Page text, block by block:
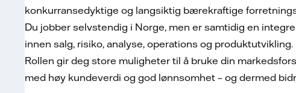
konkurransedyktige og langsiktig bærekraftige
Du jobber selvstendig i Norge, men er samtidig en
innen salg, risiko, analyse, operations og
Rollen gir deg store muligheter til å bruke din
med høy kundeverdi og god lønnsomhet – og dermed